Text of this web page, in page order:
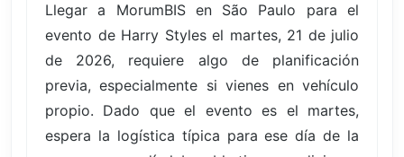
Llegar a MorumBIS en São Paulo para el
evento de Harry Styles el martes, 21 de julio
de 2026, requiere algo de planificación
previa, especialmente si vienes en vehículo
propio. Dado que el evento es el martes,
espera la logística típica para ese día de la